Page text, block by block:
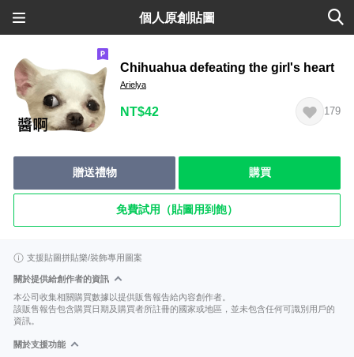
個人原創貼圖
Chihuahua defeating the girl's heart
Arielya
NT$42 179
贈送禮物 購買
免費試用（貼圖用到飽）
支援貼圖拼貼樂/裝飾專用圖案
關於提供給創作者的資訊
本公司收集相關購買數據以提供販售報告給內容創作者。
該販售報告包含購買日期及購買者所註冊的國家或地區，並未包含任何可識別用戶的
資訊。
關於支援功能